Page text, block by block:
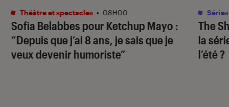
Sofia Belabbes pour Ketchup Mayo :
“Depuis que j’ai 8 ans, je sais que je
veux devenir humoriste”
Théâtre et spectacles • 08H00
The
la
l’été ?
Séries